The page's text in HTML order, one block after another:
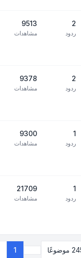
2
ردود
9513
مشاهدات
2
ردود
9378
مشاهدات
1
ردود
9300
مشاهدات
1
ردود
21709
مشاهدات
موضوعًا صفحة1
1